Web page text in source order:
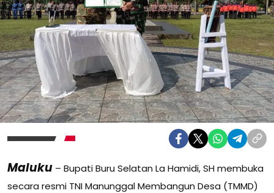
Maluku – Bupati Buru Selatan La Hamidi, SH membuka
secara resmi TNI Manunggal Membangun Desa (TMMD)